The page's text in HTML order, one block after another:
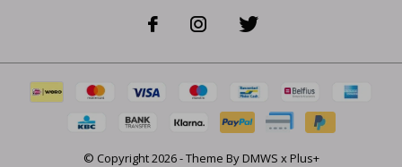
© Copyright2026- Theme ByDMWS xPlus+